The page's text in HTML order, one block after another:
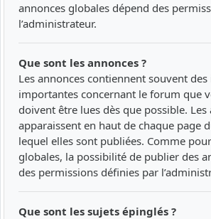
annonces globales dépend des
l’administrateur.
Que sont les annonces ?
Les annonces contiennent souvent
importantes concernant le forum que
doivent être lues dès que possible. Les
apparaissent en haut de chaque page
lequel elles sont publiées. Comme
globales, la possibilité de publier des
des permissions définies par
Que sont les sujets épinglés ?